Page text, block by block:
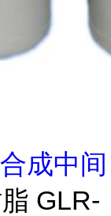
合成中间
GLR-